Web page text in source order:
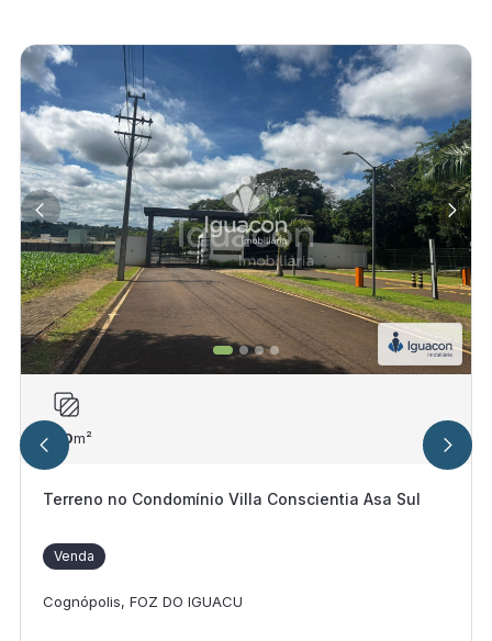
360m²
Terreno no Condomínio Villa Conscientia Asa Sul
Venda
Cognópolis, FOZ DO IGUACU